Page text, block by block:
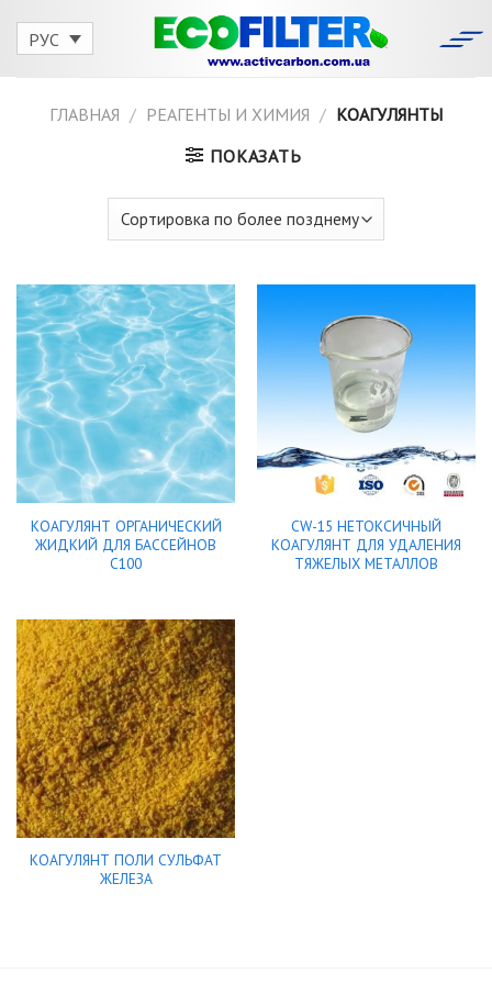
РУС
ГЛАВНАЯ / РЕАГЕНТЫ И ХИМИЯ / КОАГУЛЯНТЫ
ПОКАЗАТЬ
КОАГУЛЯНТ ОРГАНИЧЕСКИЙ
ЖИДКИЙ ДЛЯ БАССЕЙНОВ
С100
CW-15 НЕТОКСИЧНЫЙ
КОАГУЛЯНТ ДЛЯ УДАЛЕНИЯ
ТЯЖЕЛЫХ МЕТАЛЛОВ
КОАГУЛЯНТ ПОЛИ СУЛЬФАТ
ЖЕЛЕЗА